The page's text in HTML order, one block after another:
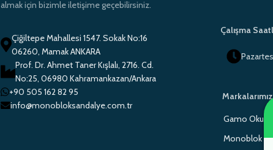
Çiğiltepe Mahallesi 1547. Sokak No:16
06260, Mamak ANKARA
Prof. Dr. Ahmet Taner Kışlalı, 2716. Cd.
No:25, 06980 Kahramankazan/Ankara
+90 505 162 82 95
almak için bizimle iletişime geçebilirsiniz.
info@monobloksandalye.com.tr
Çalışma
Markalarımız
Gamo Okul
Monoblok